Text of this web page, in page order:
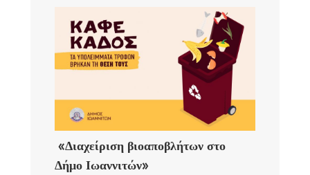
«Διαχείριση βιοαποβλήτων στο
Δήμο Ιωαννιτών»